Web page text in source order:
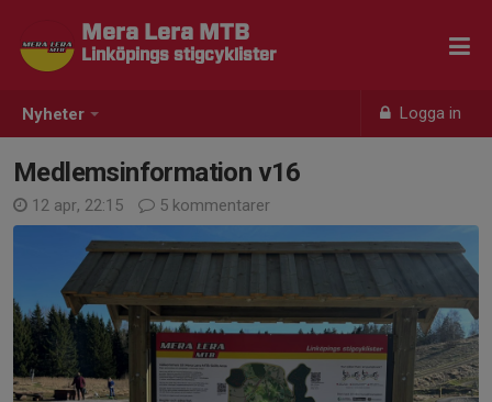
Nyheter Logga in
Mera Lera MTB
Linköpings stigcyklister
Medlemsinformation v16
12 apr, 22:15 5 kommentarer